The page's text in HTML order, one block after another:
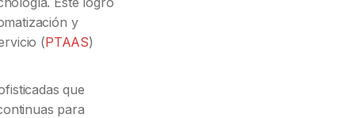
y
(PTAAS)
que
para